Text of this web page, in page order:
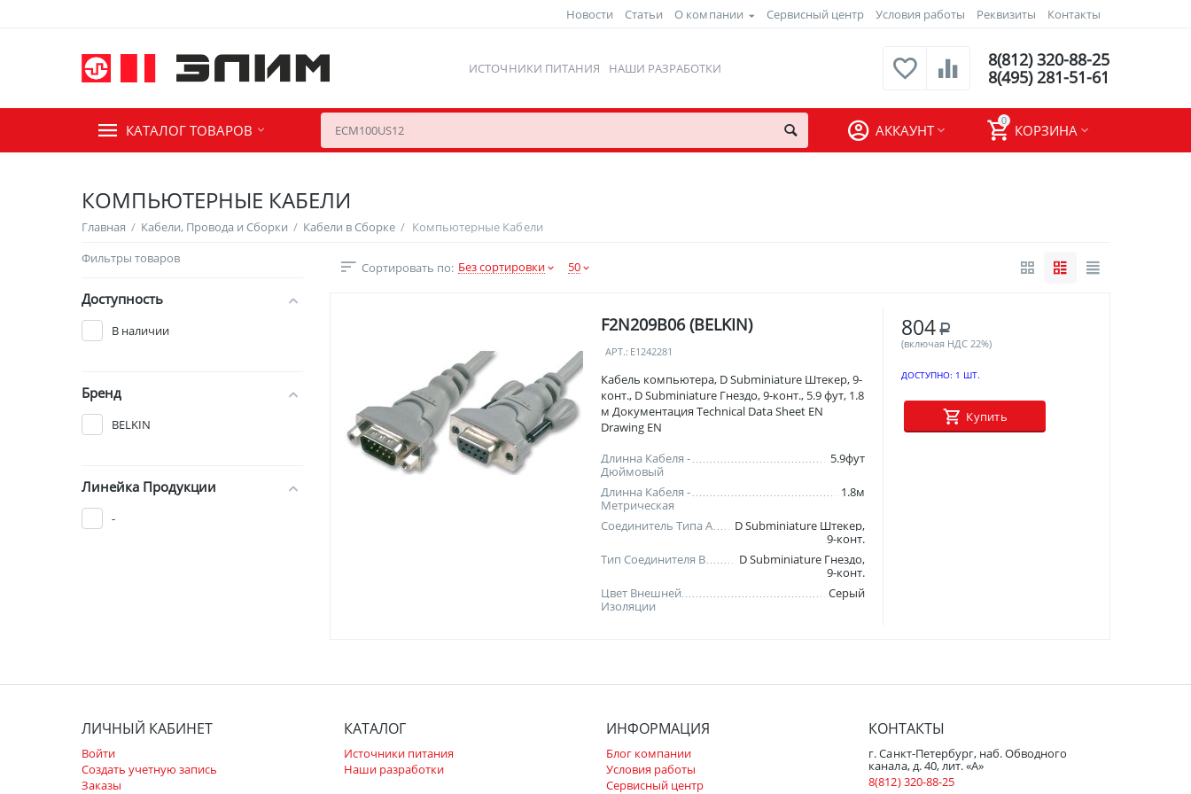
Новости Статьи О компании Сервисный центр Условия работы Реквизиты Контакты
ИСТОЧНИКИ ПИТАНИЯ НАШИ РАЗРАБОТКИ
8(812) 320-88-25
8(495) 281-51-61
КАТАЛОГ ТОВАРОВ
0
КОРЗИНА
АККАУНТ
КОМПЬЮТЕРНЫЕ КАБЕЛИ
Главная / Кабели, Провода и Сборки / Кабели в Сборке / Компьютерные Кабели
Сортировать по: Без сортировки 50
F2N209B06 (BELKIN)
АРТ.: E1242281
Кабель компьютера, D Subminiature Штекер, 9-
конт., D Subminiature Гнездо, 9-конт., 5.9 фут, 1.8
м Документация Technical Data Sheet EN
Drawing EN
Длинна Кабеля -
Дюймовый
5.9фут
Длинна Кабеля -
Метрическая
1.8м
Соединитель Типа A
D Subminiature Штекер,
9-конт.
Тип Соединителя B
D Subminiature Гнездо,
9-конт.
Цвет Внешней
Изоляции
Серый
804 Р
(включая НДС 22%)
ДОСТУПНО: 1 ШТ.
Купить
Фильтры товаров
Доступность
В наличии
Бренд
BELKIN
Линейка Продукции
-
ЛИЧНЫЙ КАБИНЕТ
Войти
Создать учетную запись
Заказы
КАТАЛОГ
Источники питания
Наши разработки
ИНФОРМАЦИЯ
Блог компании
Условия работы
Сервисный центр
КОНТАКТЫ
г. Санкт-Петербург, наб. Обводного
канала, д. 40, лит. «А»
8(812) 320-88-25